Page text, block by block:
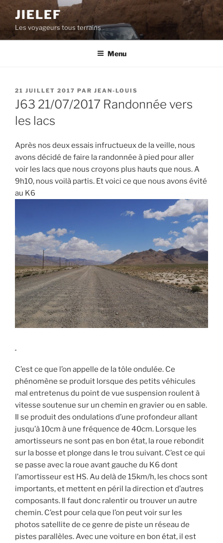
Aller
contenu
principal
JIELEF
Les voyageurs tous terrains
Menu
PUBLIÉ
LE
21 JUILLET 2017 PAR JEAN-LOUIS
J63 21/07/2017 Randonnée vers
les lacs
Après nos deux essais infructueux de la veille, nous
avons décidé de faire la randonnée à pied pour aller
voir les lacs que nous croyons plus hauts que nous. A
9h10, nous voilà partis. Et voici ce que nous avons évité
au K6
C’est ce que l’on appelle de la tôle ondulée. Ce
phénomène se produit lorsque des petits véhicules
mal entretenus du point de vue suspension roulent à
vitesse soutenue sur un chemin en gravier ou en sable.
Il se produit des ondulations d’une profondeur allant
jusqu’à 10cm à une fréquence de 40cm. Lorsque les
amortisseurs ne sont pas en bon état, la roue rebondit
sur la bosse et plonge dans le trou suivant. C’est ce qui
se passe avec la roue avant gauche du K6 dont
l’amortisseur est HS. Au delà de 15km/h, les chocs sont
importants, et mettent en péril la direction et d’autres
composants. Il faut donc ralentir ou trouver un autre
chemin. C’est pour cela que l’on peut voir sur les
photos satellite de ce genre de piste un réseau de
pistes parallèles. Avec une voiture en bon état, il est